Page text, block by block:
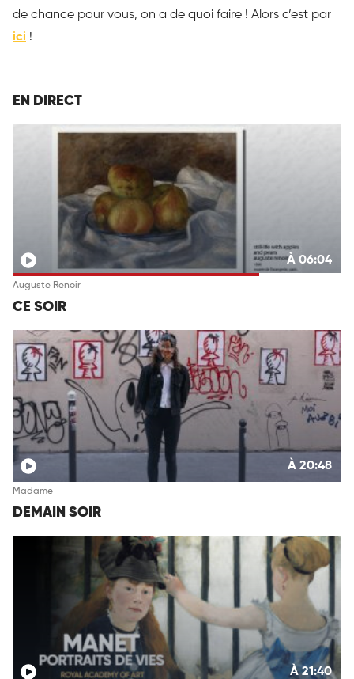
de chance pour vous, on a de quoi faire ! Alors c’est par
ici !
EN DIRECT
À 06:04
Auguste Renoir
CE SOIR
À 20:48
Madame
DEMAIN SOIR
À 21:40